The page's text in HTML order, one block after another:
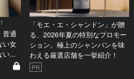
普通
い女
い...
「モエ・エ・シャンドン」が贈
る、2026年夏の特別なプロモー
ション。極上のシャンパンを味
わえる厳選店舗を一挙紹介！
PR